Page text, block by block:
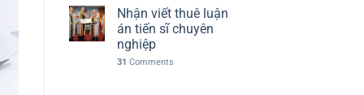
Nhận viết thuê luận
án tiến sĩ chuyên
nghiệp
31 Comments